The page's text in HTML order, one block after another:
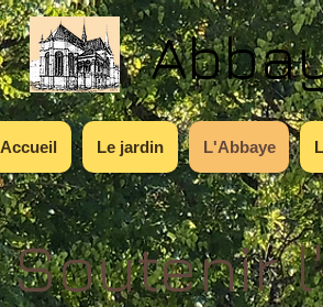
Accueil Le jardin L'Abbaye
Soutenir